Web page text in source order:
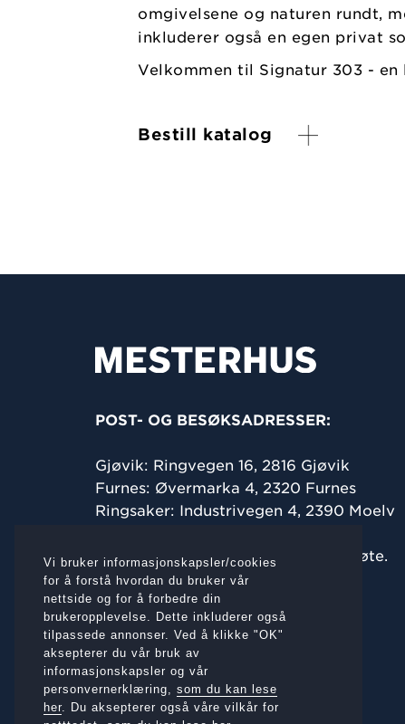
Vi bruker informasjonskapsler/cookies
for å forstå hvordan du bruker vår
nettside og for å forbedre din
brukeropplevelse. Dette inkluderer også
tilpassede annonser. Ved å klikke "OK"
aksepterer du vår bruk av
informasjonskapsler og vår
personvernerklæring, som du kan lese
her . Du aksepterer også våre vilkår for
omgivelsene og naturen rundt,
inkluderer også en egen privat
Velkommen til Signatur 303 -
Bestill katalog
POST- OG BESØKSADRESSER:
Gjøvik: Ringvegen 16, 2816 Gjøvik
Furnes: Øvermarka 4, 2320 Furnes
Ringsaker: Industrivegen 4, 2390 Moelv
Ta gjerne kontakt for å avtale et møte.
TELEFON:
Terje: +47 950 84 560
Bjørn Åge: +47 416 60 066
E-POST:
rotstigen@rotstigen.no